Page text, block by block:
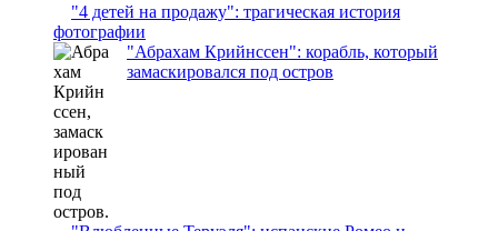
"4 детей на продажу": трагическая история
фотографии
"Абрахам Крийнссен": корабль, который
замаскировался под остров